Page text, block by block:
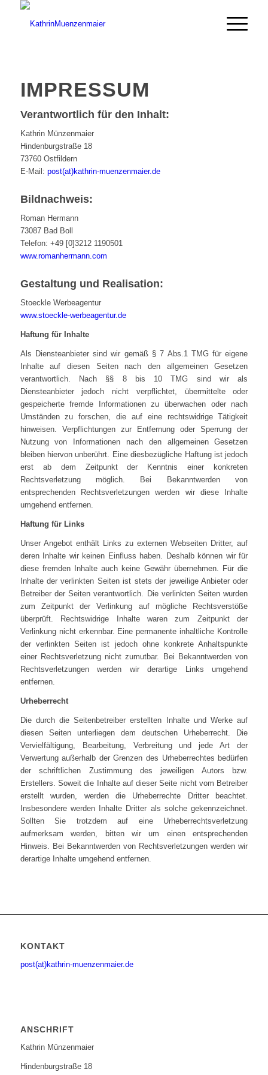
IMPRESSUM
Verantwortlich für den Inhalt:
Kathrin Münzenmaier
Hindenburgstraße 18
73760 Ostfildern
E-Mail: post(at)kathrin-muenzenmaier.de
Bildnachweis:
Roman Hermann
73087 Bad Boll
Telefon: +49 [0]3212 1190501
www.romanhermann.com
Gestaltung und Realisation:
Stoeckle Werbeagentur
www.stoeckle-werbeagentur.de
Haftung für Inhalte
Als Diensteanbieter sind wir gemäß § 7 Abs.1 TMG für eigene
Inhalte auf diesen Seiten nach den allgemeinen Gesetzen
verantwortlich. Nach §§ 8 bis 10 TMG sind wir als
Diensteanbieter jedoch nicht verpflichtet, übermittelte oder
gespeicherte fremde Informationen zu überwachen oder nach
Umständen zu forschen, die auf eine rechtswidrige Tätigkeit
hinweisen. Verpflichtungen zur Entfernung oder Sperrung der
Nutzung von Informationen nach den allgemeinen Gesetzen
bleiben hiervon unberührt. Eine diesbezügliche Haftung ist jedoch
erst ab dem Zeitpunkt der Kenntnis einer konkreten
Rechtsverletzung möglich. Bei Bekanntwerden von
entsprechenden Rechtsverletzungen werden wir diese Inhalte
umgehend entfernen.
Haftung für Links
Unser Angebot enthält Links zu externen Webseiten Dritter, auf
deren Inhalte wir keinen Einfluss haben. Deshalb können wir für
diese fremden Inhalte auch keine Gewähr übernehmen. Für die
Inhalte der verlinkten Seiten ist stets der jeweilige Anbieter oder
Betreiber der Seiten verantwortlich. Die verlinkten Seiten wurden
zum Zeitpunkt der Verlinkung auf mögliche Rechtsverstöße
überprüft. Rechtswidrige Inhalte waren zum Zeitpunkt der
Verlinkung nicht erkennbar. Eine permanente inhaltliche Kontrolle
der verlinkten Seiten ist jedoch ohne konkrete Anhaltspunkte
einer Rechtsverletzung nicht zumutbar. Bei Bekanntwerden von
Rechtsverletzungen werden wir derartige Links umgehend
entfernen.
Urheberrecht
Die durch die Seitenbetreiber erstellten Inhalte und Werke auf
diesen Seiten unterliegen dem deutschen Urheberrecht. Die
Vervielfältigung, Bearbeitung, Verbreitung und jede Art der
Verwertung außerhalb der Grenzen des Urheberrechtes bedürfen
der schriftlichen Zustimmung des jeweiligen Autors bzw.
Erstellers. Soweit die Inhalte auf dieser Seite nicht vom Betreiber
erstellt wurden, werden die Urheberrechte Dritter beachtet.
Insbesondere werden Inhalte Dritter als solche gekennzeichnet.
Sollten Sie trotzdem auf eine Urheberrechtsverletzung
aufmerksam werden, bitten wir um einen entsprechenden
Hinweis. Bei Bekanntwerden von Rechtsverletzungen werden wir
derartige Inhalte umgehend entfernen.
KONTAKT
post(at)kathrin-muenzenmaier.de
ANSCHRIFT
Kathrin Münzenmaier
Hindenburgstraße 18